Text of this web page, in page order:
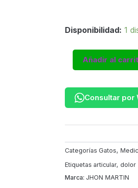
Disponibilidad: 1
Pregabaliv
mg
—
para
y
|
Martin
cantidad
Añadir al
Consultar por
Categorías Gatos,
Etiquetas articular, dolor
Marca: JHON MARTIN